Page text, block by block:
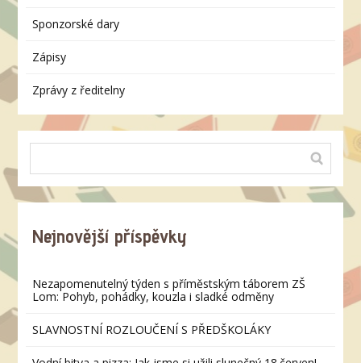
Sponzorské dary
Zápisy
Zprávy z ředitelny
Nejnovější příspěvky
Nezapomenutelný týden s příměstským táborem ZŠ
Lom: Pohyb, pohádky, kouzla i sladké odměny
SLAVNOSTNÍ ROZLOUČENÍ S PŘEDŠKOLÁKY